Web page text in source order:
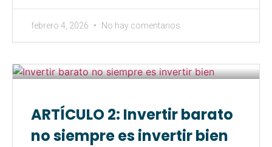
febrero 4, 2026 No hay comentarios
ARTÍCULO 2: Invertir barato
no siempre es invertir bien